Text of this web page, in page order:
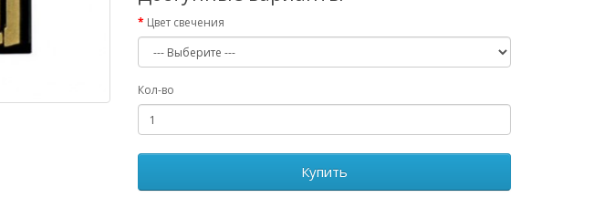
Цвет свечения
Кол-во
Купить